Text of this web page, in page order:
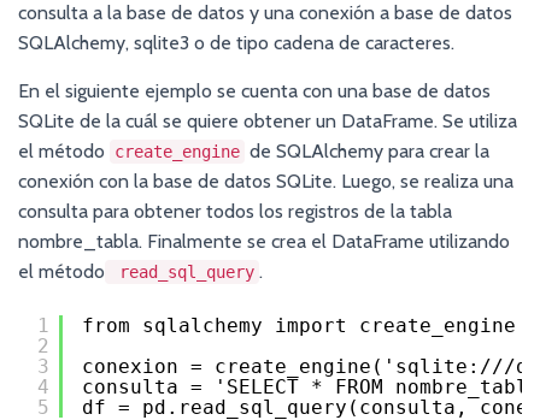
consulta a la base de datos y una conexión a base de datos
SQLAlchemy, sqlite3 o de tipo cadena de caracteres.
En el siguiente ejemplo se cuenta con una base de datos
SQLite de la cuál se quiere obtener un DataFrame. Se utiliza
el método
create_engine de SQLAlchemy para crear la
conexión con la base de datos SQLite. Luego, se realiza una
consulta para obtener todos los registros de la tabla
nombre_tabla. Finalmente se crea el DataFrame utilizando
el método
read_sql_query .
1
2
3
4
5
from sqlalchemy import create_engine
conexion = create_engine('sqlite:///
consulta = 'SELECT * FROM
df = pd.read_sql_query(consulta,